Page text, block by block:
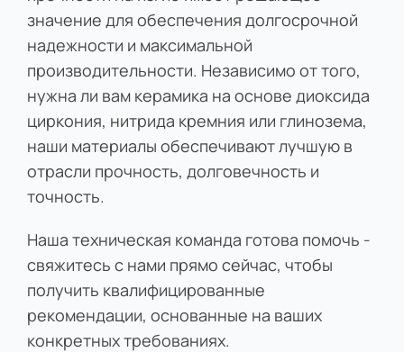
значение для обеспечения долгосрочной
надежности и максимальной
производительности. Независимо от того,
нужна ли вам керамика на основе диоксида
циркония, нитрида кремния или глинозема,
наши материалы обеспечивают лучшую в
отрасли прочность, долговечность и
точность.
Наша техническая команда готова помочь -
свяжитесь с нами прямо сейчас, чтобы
получить квалифицированные
рекомендации, основанные на ваших
конкретных требованиях.